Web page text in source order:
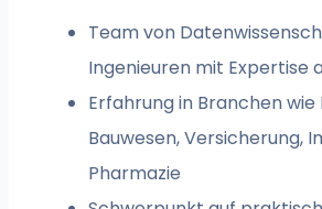
Team von
Ingenieuren mit Expertise
Erfahrung in Branchen wie
Bauwesen, Versicherung,
Pharmazie